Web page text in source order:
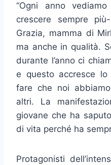
“Ogni anno
crescere sempre
Grazia, mamma di
ma anche in qualità.
durante l’anno ci
e questo accresce
fare che noi
altri. La
giovane che ha
di vita perché ha
Protagonisti